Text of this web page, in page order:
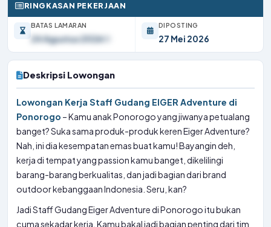
RINGKASAN PEKERJAAN
BATAS LAMARAN
24 Agustus 2026
DIPOSTING
27 Mei 2026
Deskripsi Lowongan
Lowongan Kerja Staff Gudang EIGER Adventure di
Ponorogo – Kamu anak Ponorogo yang jiwanya petualang
banget? Suka sama produk-produk keren Eiger Adventure?
Nah, ini dia kesempatan emas buat kamu! Bayangin deh,
kerja di tempat yang passion kamu banget, dikelilingi
barang-barang berkualitas, dan jadi bagian dari brand
outdoor kebanggaan Indonesia. Seru, kan?
Jadi Staff Gudang Eiger Adventure di Ponorogo itu bukan
cuma sekadar kerja. Kamu bakal jadi bagian penting dari tim